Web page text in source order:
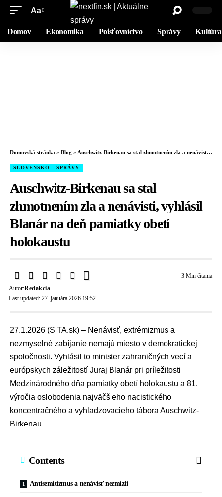
Aa
Domov Ekonomika Poisťovníctvo Správy Kultúra
Domovská stránka » Blog » Auschwitz-Birkenau sa stal zhmotnením zla a nenávisti, vyhlásil Blanár na deň pamiatky obetí holokaustu
SLOVENSKO SPRÁVY
Auschwitz-Birkenau sa stal
zhmotnením zla a nenávisti, vyhlásil
Blanár na deň pamiatky obetí
holokaustu
Last updated: 27. januára 2026 19:52
Autor:Redakcia
3 Min čitania
27.1.2026 (SITA.sk) – Nenávisť, extrémizmus a
nezmyselné zabíjanie nemajú miesto v demokratickej
spoločnosti. Vyhlásil to minister zahraničných vecí a
európskych záležitostí Juraj Blanár pri príležitosti
Medzinárodného dňa pamiatky obetí holokaustu a 81.
výročia oslobodenia najväčšieho nacistického
koncentračného a vyhladzovacieho tábora Auschwitz-
Birkenau.
Contents
Antisemitizmus a nenávisť nezmizli